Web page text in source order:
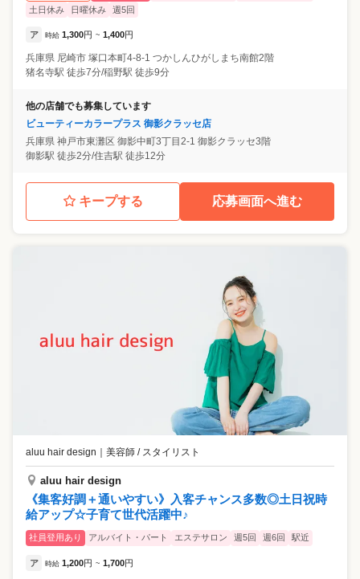
土日休み
日曜休み 週5回
ア 時給 1,300円 ~ 1,400円
兵庫県 尼崎市 塚口本町4-8-1 つかしんひがしまち南館2階
猪名寺駅 徒歩7分/稲野駅 徒歩9分
他の店舗でも募集しています
ビューティーカラープラス 御影クラッセ店
兵庫県 神戸市東灘区 御影中町3丁目2-1 御影クラッセ3階
御影駅 徒歩2分/住吉駅 徒歩12分
キープする 応募画面へ進む
aluu hair design ｜ 美容師 / スタイリスト
aluu hair design
《集客好調＋通いやすい》入客チャンス多数◎土日祝時
給アップ☆子育て世代活躍中♪
社員登用あり アルバイト・パート エステサロン 週5回 週6回 駅近
ア 時給 1,200円 ~ 1,700円